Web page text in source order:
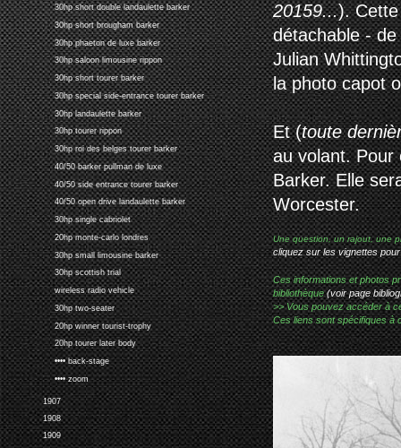
30hp short double landaulette barker
30hp short brougham barker
30hp phaeton de luxe barker
30hp saloon limousine rippon
30hp short tourer barker
30hp special side-entrance tourer barker
30hp landaulette barker
30hp tourer rippon
30hp roi des belges tourer barker
40/50 barker pullman de luxe
40/50 side entrance tourer barker
40/50 open drive landaulette barker
30hp single cabriolet
20hp monte-carlo londres
30hp small limousine barker
30hp scottish trial
wireless radio vehicle
30hp two-seater
20hp winner tourist-trophy
20hp tourer later body
•••• back-stage
•••• zoom
1907
1908
1909
20159...).
détachable -
Julian
la photo capot
Et (toute
au volant. Pour
Barker. Elle
Worcester.
Une question, un rajout, une
cliquez sur les vignettes
Ces informations et photos
bibliothèque(voir page
>> Vous pouvez accéder à
Ces liens sont spécifiques à